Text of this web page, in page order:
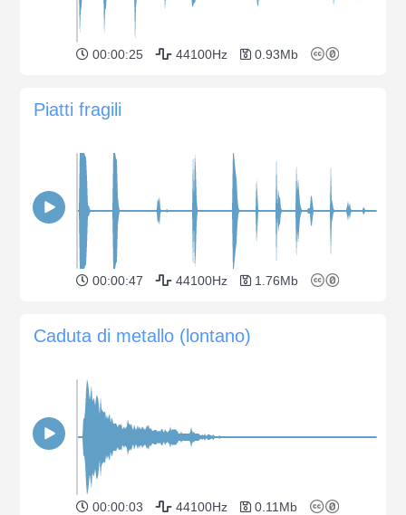
00:00:25 44100Hz 0.93Mb
Piatti fragili
00:00:47 44100Hz 1.76Mb
Caduta di metallo (lontano)
00:00:03 44100Hz 0.11Mb